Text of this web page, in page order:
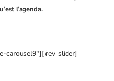
l’agenda.
carousel9″][/rev_slider]